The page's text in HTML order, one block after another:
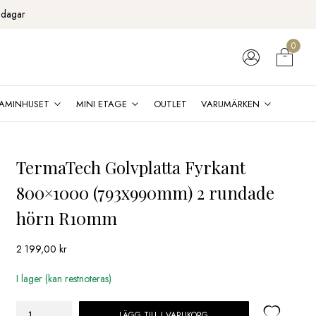
0
MINI ETAGE OUTLET VARUMÄRKEN
TermaTech Golvplatta Fyrkant
800×1000 (793x990mm) 2 rundade
hörn R10mm
2 199,00kr
I lager (kan restnoteras)